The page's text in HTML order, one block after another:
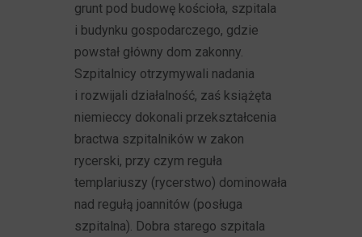
grunt pod budowę kościoła, szpitala
i budynku gospodarczego, gdzie
powstał główny dom zakonny.
Szpitalnicy otrzymywali nadania
i rozwijali działalność, zaś książęta
niemieccy dokonali przekształcenia
bractwa szpitalników w zakon
rycerski, przy czym reguła
templariuszy (rycerstwo) dominowała
nad regułą joannitów (posługa
szpitalna). Dobra starego szpitala